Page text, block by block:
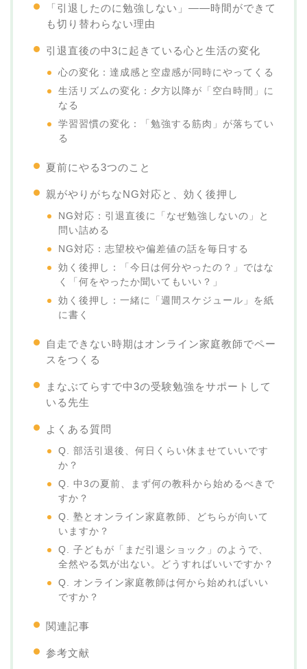
「引退したのに勉強しない」——時間ができて
も切り替わらない理由
引退直後の中3に起きている心と生活の変化
心の変化：達成感と空虚感が同時にやってくる
生活リズムの変化：夕方以降が「空白時間」に
なる
学習習慣の変化：「勉強する筋肉」が落ちてい
る
夏前にやる3つのこと
親がやりがちなNG対応と、効く後押し
NG対応：引退直後に「なぜ勉強しないの」と
問い詰める
NG対応：志望校や偏差値の話を毎日する
効く後押し：「今日は何分やったの？」ではな
く「何をやったか聞いてもいい？」
効く後押し：一緒に「週間スケジュール」を紙
に書く
自走できない時期はオンライン家庭教師でペー
スをつくる
まなぶてらすで中3の受験勉強をサポートして
いる先生
よくある質問
Q. 部活引退後、何日くらい休ませていいです
か？
Q. 中3の夏前、まず何の教科から始めるべきで
すか？
Q. 塾とオンライン家庭教師、どちらが向いて
いますか？
Q. 子どもが「まだ引退ショック」のようで、
全然やる気が出ない。どうすればいいですか？
Q. オンライン家庭教師は何から始めればいい
ですか？
関連記事
参考文献